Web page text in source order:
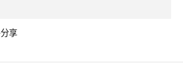
分享